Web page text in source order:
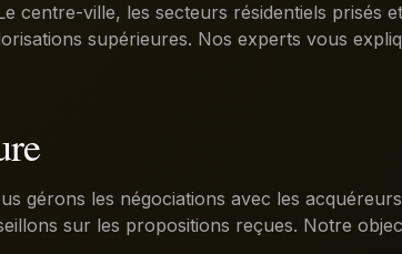
centre-ville, les secteurs résidentiels prisés
supérieures. Nos experts vous
gérons les négociations avec les acquéreurs
sur les propositions reçues. Notre